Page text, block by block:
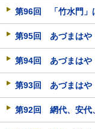
第96回 「竹水門」
第95回 あづまはや
第94回 あづまはや
第93回 あづまはや
第92回 網代、安代